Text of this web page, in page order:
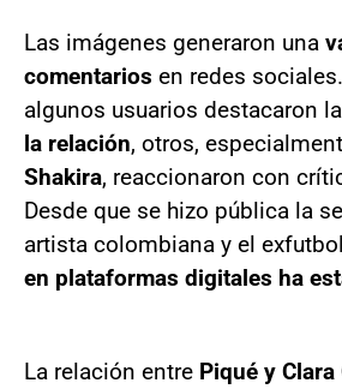
Las imágenes generaron una
comentarios en redes
algunos usuarios destacaron la
la relación, otros,
Shakira, reaccionaron con
Desde que se hizo pública la
artista colombiana y el
en plataformas digitales ha
La relación entre Piqué y Clara